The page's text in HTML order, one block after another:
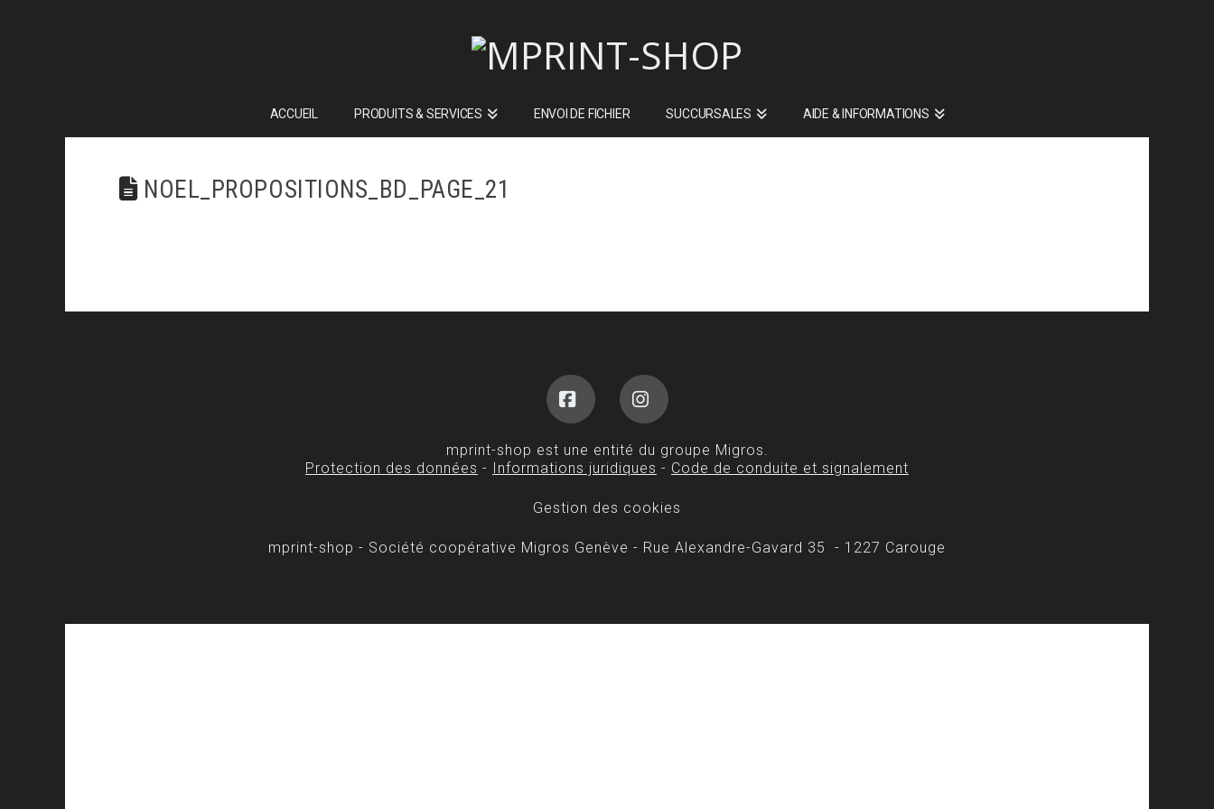
ACCUEIL PRODUITS & SERVICES ENVOI DE FICHIER SUCCURSALES AIDE & INFORMATIONS
NOEL_PROPOSITIONS_BD_PAGE_21
FacebookInstagram
mprint-shop est une entité du groupe Migros.
Protection des données - Informations juridiques - Code de conduite et signalement
Gestion des cookies
mprint-shop - Société coopérative Migros Genève - Rue Alexandre-Gavard 35 - 1227 Carouge